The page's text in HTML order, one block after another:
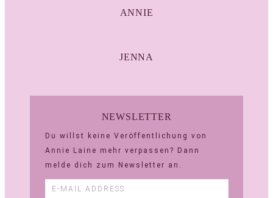
ANNIE
JENNA
NEWSLETTER
Du willst keine Veröffentlichung von
Annie Laine mehr verpassen? Dann
melde dich zum Newsletter an.